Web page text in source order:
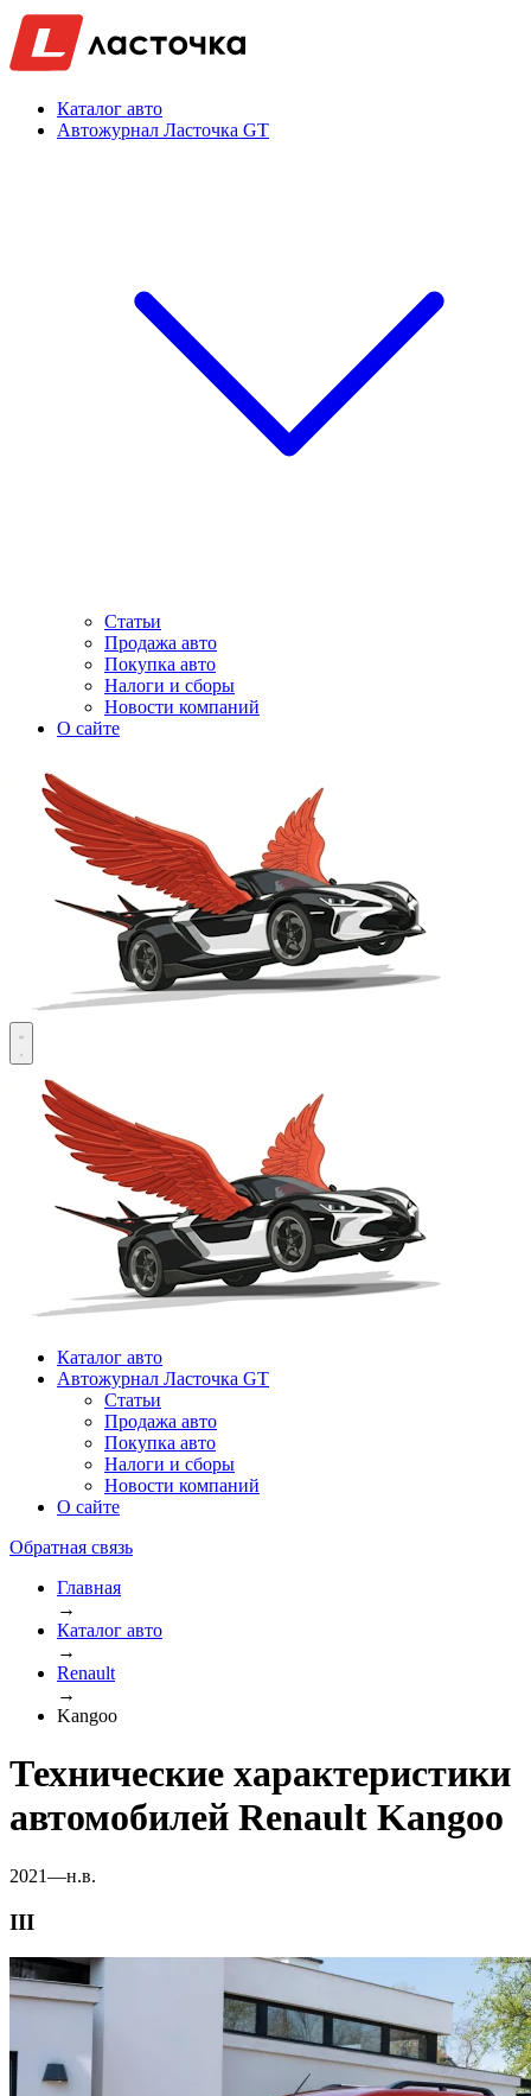
Каталог авто
Автожурнал Ласточка GT
Статьи
Продажа авто
Покупка авто
Налоги и сборы
Новости компаний
О сайте
Каталог авто
Автожурнал Ласточка GT
Статьи
Продажа авто
Покупка авто
Налоги и сборы
Новости компаний
О сайте
Обратная связь
Главная
→
Каталог авто
→
Renault
→
Kangoo
Технические характеристики
автомобилей Renault Kangoo
2021—н.в.
III